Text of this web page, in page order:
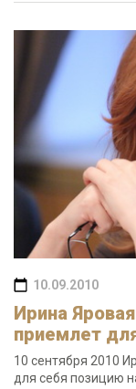
10.09.2010
Ирина
приемлет
10 сентября 2010
для себя позицию